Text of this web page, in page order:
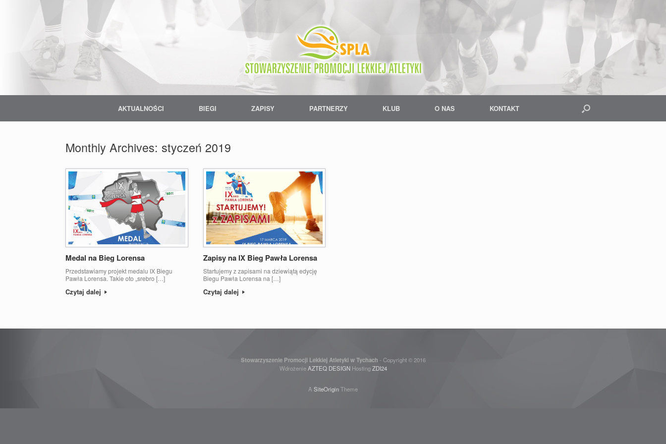
AKTUALNOŚCI BIEGI ZAPISY PARTNERZY KLUB O NAS KONTAKT
Monthly Archives: styczeń 2019
Medal na Bieg Lorensa
Przedstawiamy projekt medalu IX Biegu
Pawła Lorensa. Takie oto „srebro […]
Czytaj dalej
Zapisy na IX Bieg Pawła Lorensa
Startujemy z zapisami na dziewiątą edycję
Biegu Pawła Lorensa na […]
Czytaj dalej
Stowarzyszenie Promocji Lekkiej Atletyki w Tychach - Copyright © 2016
WdrożenieAZTEQ DESIGNHostingZDI24
A SiteOriginTheme